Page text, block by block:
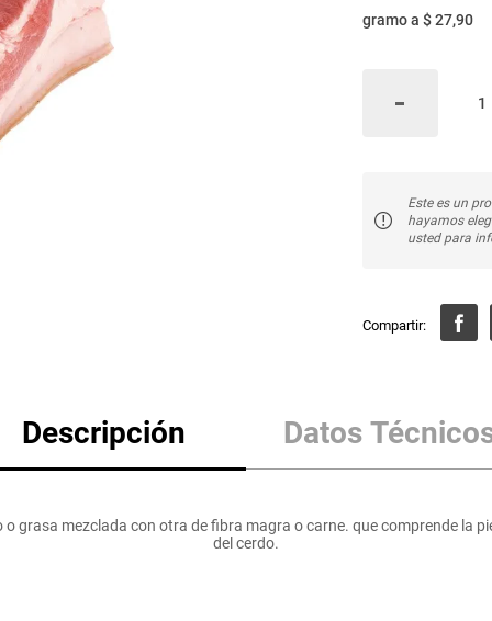
gramoa $ 27,90
Este es un
hayamos
usted para
Descripción Datos
grasa mezclada con otra de fibra magra o carne. que comprende la
del cerdo.